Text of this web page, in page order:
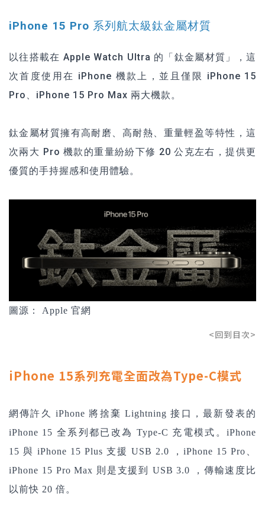
iPhone 15 Pro 系列航太級鈦金屬材質
以往搭載在 Apple Watch Ultra 的「鈦金屬材質」，這
次首度使用在 iPhone 機款上，並且僅限 iPhone 15
Pro、iPhone 15 Pro Max 兩大機款。
鈦金屬材質擁有高耐磨、高耐熱、重量輕盈等特性，這
次兩大 Pro 機款的重量紛紛下修 20 公克左右，提供更
優質的手持握感和使用體驗。
圖源： Apple 官網
<回到目次>
iPhone 15系列充電全面改為Type-C模式
網傳許久 iPhone 將捨棄 Lightning 接口，最新發表的
iPhone 15 全系列都已改為 Type-C 充電模式。iPhone
15 與 iPhone 15 Plus 支援 USB 2.0 ，iPhone 15 Pro、
iPhone 15 Pro Max 則是支援到 USB 3.0 ，傳輸速度比
以前快 20 倍。